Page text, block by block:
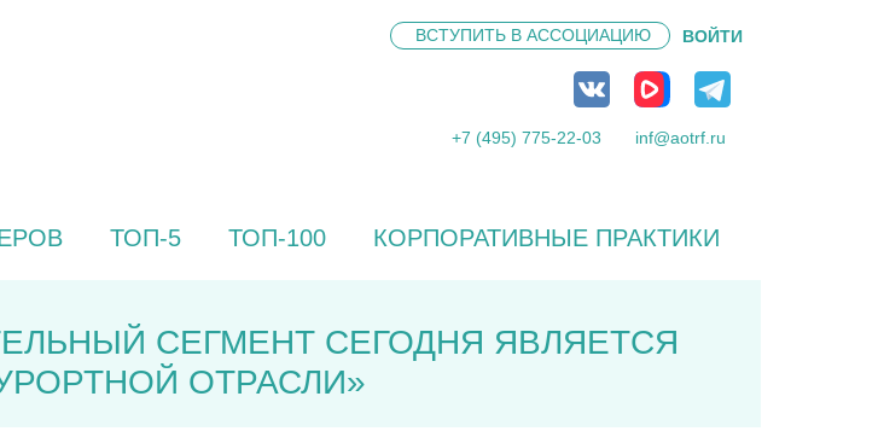
ВСТУПИТЬ В АССОЦИАЦИЮ ВОЙТИ
+7 (495) 775-22-03 inf@aotrf.ru
ТОП-5 ТОП-100 КОРПОРАТИВНЫЕ ПРАКТИКИ
СЕГМЕНТ СЕГОДНЯ ЯВЛЯЕТСЯ
ОТРАСЛИ»